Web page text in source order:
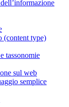
(content type)
tassonomie
sul web
semplice